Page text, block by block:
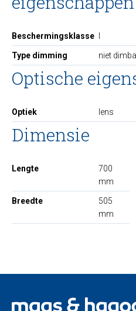
Beschermingsklasse
Type dimming niet
Optische
Optiek lens
Dimensie
Lengte
700
mm
Breedte
505
mm